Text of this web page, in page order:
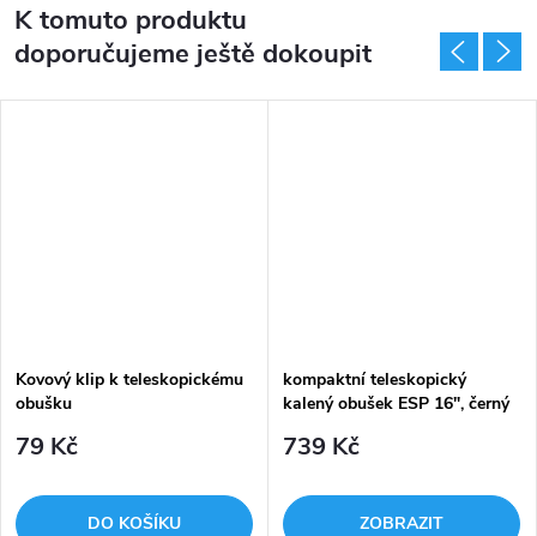
K tomuto produktu
doporučujeme ještě dokoupit
Kovový klip k teleskopickému
obušku
79 Kč
DO KOŠÍKU
kompaktní teleskopický
kalený obušek ESP 16", černý
739 Kč
ZOBRAZIT